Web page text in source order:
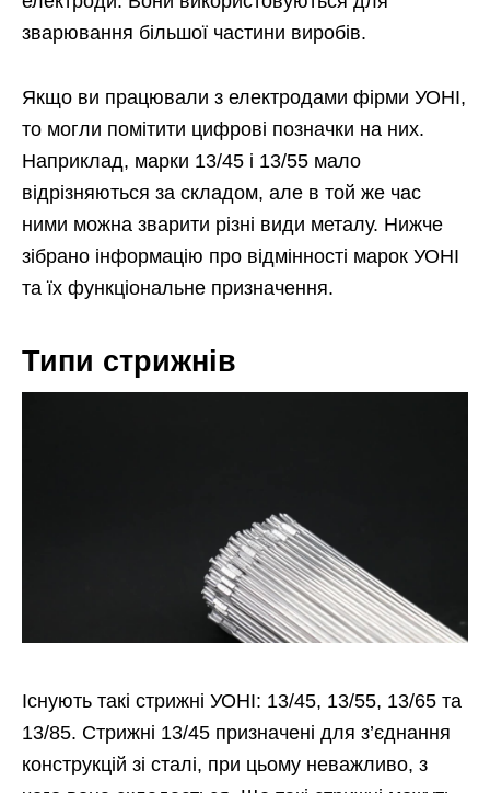
зварювання більшої частини виробів.
Якщо ви працювали з електродами фірми УОНІ,
то могли помітити цифрові позначки на них.
Наприклад, марки 13/45 і 13/55 мало
відрізняються за складом, але в той же час
ними можна зварити різні види металу. Нижче
зібрано інформацію про відмінності марок УОНІ
та їх функціональне призначення.
Типи стрижнів
Існують такі стрижні УОНІ: 13/45, 13/55, 13/65 та
13/85. Стрижні 13/45 призначені для з’єднання
конструкцій зі сталі, при цьому неважливо, з